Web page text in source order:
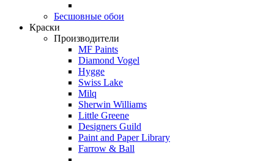
Бесшовные обои
Краски
Производители
MF Paints
Diamond Vogel
Hygge
Swiss Lake
Milq
Sherwin Williams
Little Greene
Designers Guild
Paint and Paper Library
Farrow & Ball